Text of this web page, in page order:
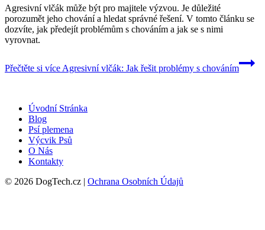
Agresivní vlčák může být pro majitele výzvou. Je důležité
porozumět jeho chování a hledat správné řešení. V tomto článku se
dozvíte, jak předejít problémům s chováním a jak se s nimi
vyrovnat.
Přečtěte si více Agresivní vlčák: Jak řešit problémy s chováním
Úvodní Stránka
Blog
Psí plemena
Výcvik Psů
O Nás
Kontakty
© 2026 DogTech.cz | Ochrana Osobních Údajů